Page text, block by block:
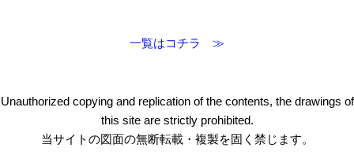
一覧はコチラ ≫
Unauthorized copying and replication of the contents, the drawings of
this site are strictly prohibited.
当サイトの図面の無断転載・複製を固く禁じます。